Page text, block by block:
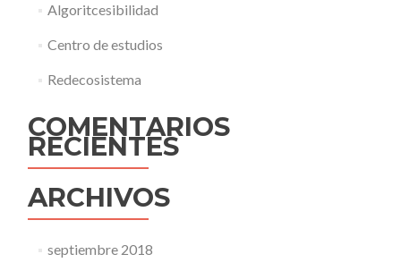
Algoritcesibilidad
Centro de estudios
Redecosistema
COMENTARIOS
RECIENTES
ARCHIVOS
septiembre 2018